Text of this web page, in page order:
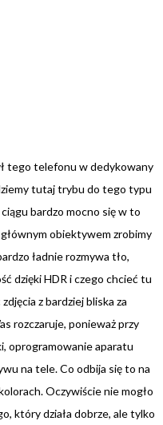
tego telefonu w dedykowany
tutaj trybu do tego typu
bardzo mocno się w to
obiektywem zrobimy
ładnie rozmywa tło,
dzięki HDR i czego chcieć tu
z bardziej bliska za
rozczaruje, ponieważ przy
oprogramowanie aparatu
na tele. Co odbija się to na
Oczywiście nie mogło
który działa dobrze, ale tylko